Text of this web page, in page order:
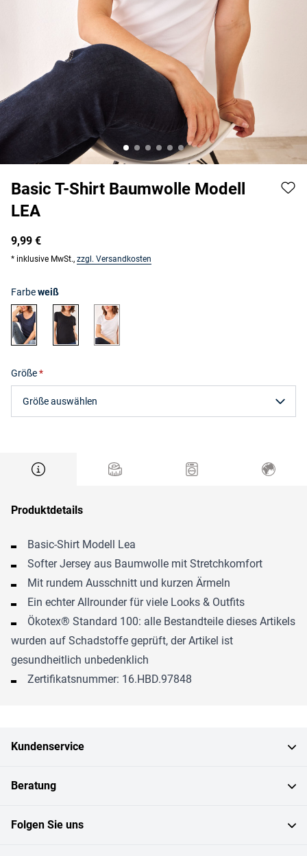
Basic T-Shirt Baumwolle Modell
LEA
9,99 €
* inklusive MwSt., zzgl. Versandkosten
Farbeweiß
marine
schwarz weiß
Größe
Größe auswählen
Produktdetails
Basic-Shirt Modell Lea
Softer Jersey aus Baumwolle mit Stretchkomfort
Mit rundem Ausschnitt und kurzen Ärmeln
Ein echter Allrounder für viele Looks & Outfits
Ökotex® Standard 100: alle Bestandteile dieses Artikels
wurden auf Schadstoffe geprüft, der Artikel ist
gesundheitlich unbedenklich
Zertifikatsnummer: 16.HBD.97848
Kundenservice
Beratung
Folgen Sie uns